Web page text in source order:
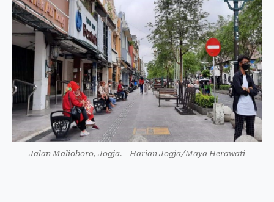
Jalan Malioboro, Jogja. - Harian Jogja/Maya Herawati